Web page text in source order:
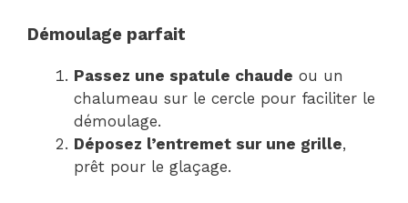
Démoulage parfait
Passez une spatule chaude ou un
chalumeau sur le cercle pour faciliter le
démoulage.
Déposez l’entremet sur une grille,
prêt pour le glaçage.